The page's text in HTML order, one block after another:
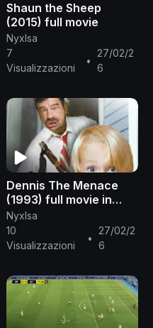
Shaun the Sheep
(2015) full movie
NyxIsa
7
Visualizzazioni
•
27/02/2
6
Dennis The Menace
(1993) full movie in
English
NyxIsa
10
Visualizzazioni
•
27/02/2
6